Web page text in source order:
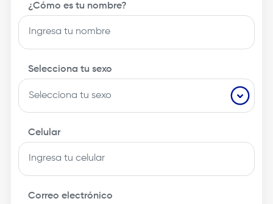
¿Cómo es tu nombre?
Selecciona tu sexo
Celular
Correo electrónico